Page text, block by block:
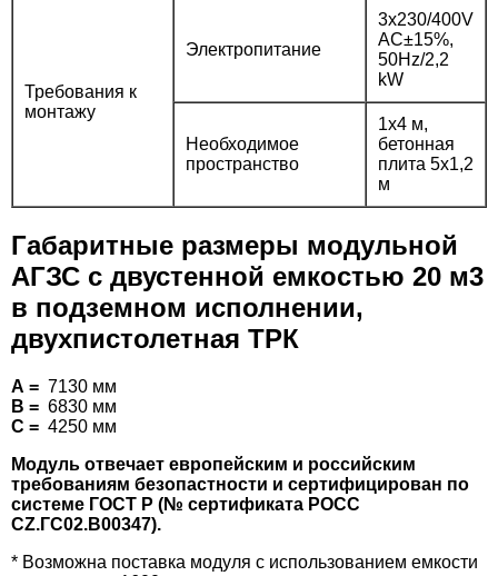
Требования к
монтажу
Электропитание
3x230/400V
AC±15%,
50Hz/2,2
kW
Необходимое
пространство
1x4 м,
бетонная
плита 5x1,2
м
Габаритные размеры модульной
АГЗС с двустенной емкостью 20 м3
в подземном исполнении,
двухпистолетная ТРК
А = 7130 мм
В = 6830 мм
С = 4250 мм
Модуль отвечает европейским и российским
требованиям безопастности и сертифицирован по
системе ГОСТ Р (№ сертификата РОСС
CZ.ГС02.В00347).
* Возможна поставка модуля с использованием емкости